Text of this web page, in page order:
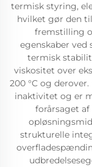
termisk styring,
hvilket gør den
fremstilling
egenskaber
termisk
viskositet over
200 °C og
inaktivitet og er
forårsaget af
strukturelle